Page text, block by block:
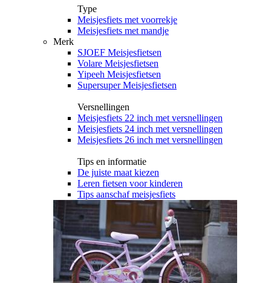
Type
Meisjesfiets met voorrekje
Meisjesfiets met mandje
Merk
SJOEF Meisjesfietsen
Volare Meisjesfietsen
Yipeeh Meisjesfietsen
Supersuper Meisjesfietsen
Versnellingen
Meisjesfiets 22 inch met versnellingen
Meisjesfiets 24 inch met versnellingen
Meisjesfiets 26 inch met versnellingen
Tips en informatie
De juiste maat kiezen
Leren fietsen voor kinderen
Tips aanschaf meisjesfiets